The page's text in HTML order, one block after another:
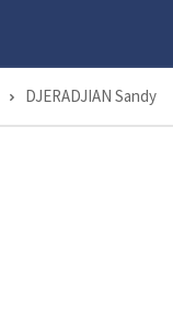
DJERADJIAN Sandy